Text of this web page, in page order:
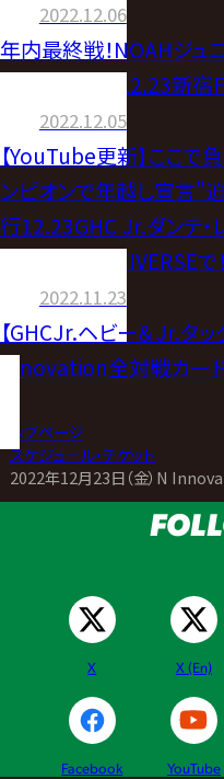
2022.12.06
年内最終戦！NOAHジュ
Innovation』12.23新宿
2022.12.05
【YouTube更新】ここで
ンピオンで年越し宣言"
行12.23GHC Jr.ダンテ
WRESTLE UNIVERSEで
2022.11.23
【GHCJr.ヘビー＆Jr.タ
Innovation全対戦カー
トップページ
>スケジュール・チケット
2022年12月23日（金）N
X X (En)
Facebook YouTube